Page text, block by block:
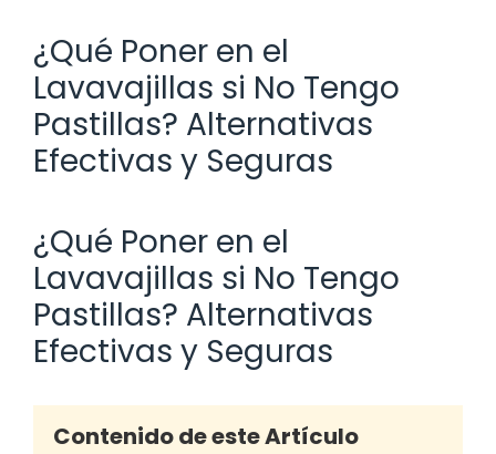
¿Qué Poner en el
Lavavajillas si No Tengo
Pastillas? Alternativas
Efectivas y Seguras
¿Qué Poner en el
Lavavajillas si No Tengo
Pastillas? Alternativas
Efectivas y Seguras
Contenido de este Artículo